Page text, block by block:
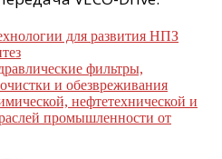
для развития НПЗ
фильтры,
и обезвреживания
нефтетехнической и
промышленности от